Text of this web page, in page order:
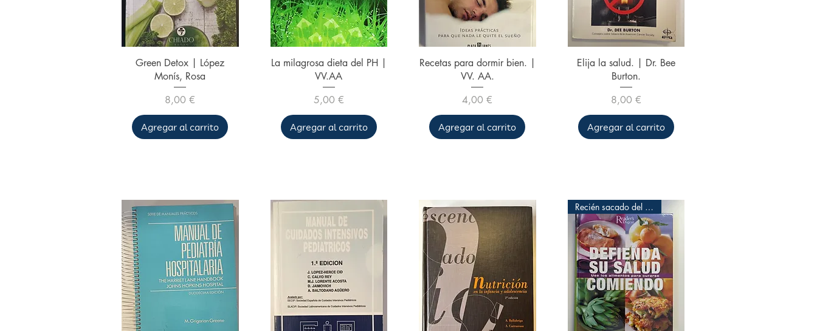
Vista rápida
Green Detox | López
Monís, Rosa
Precio
8,00 €
Agregar al carrito
Vista rápida
La milagrosa dieta del PH |
VV.AA
Precio
5,00 €
Agregar al carrito
Vista rápida
Recetas para dormir bien. |
VV. AA.
Precio
4,00 €
Agregar al carrito
Vista rápida
Elija la salud. | Dr. Bee
Burton.
Precio
8,00 €
Agregar al carrito
Recién sacado del envoltorio